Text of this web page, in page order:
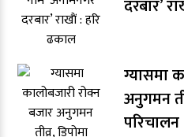
दरबार’
ग्यासमा
अनुगमन
परिचालन